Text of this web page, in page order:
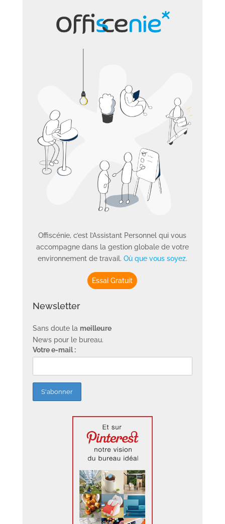
Offiscénie, c’est l’Assistant Personnel qui vous
accompagne dans la gestion globale de votre
environnement de travail. Où que vous soyez.
Essai Gratuit
Newsletter
Sans doute la meilleure
News pour le bureau.
Votre e-mail :